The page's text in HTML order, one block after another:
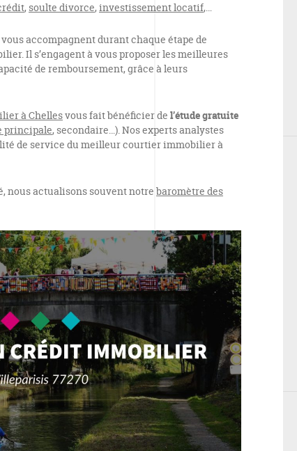
, soulte divorce, investissement locatif,…
accompagnent durant chaque étape de
Il s’engagent à vous proposer les meilleures
de remboursement, grâce à leurs
à Chellesvous fait bénéficier de l’étude gratuite
principale, secondaire…). Nos experts analystes
de service du meilleur courtier immobilier à
nous actualisons souvent notre baromètre des